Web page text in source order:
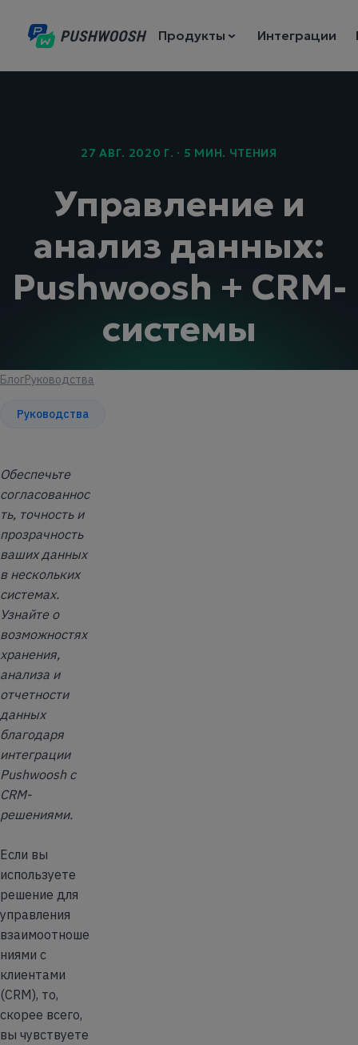
Продукты Интеграции
27 АВГ. 2020 Г. · 5 МИН. ЧТЕНИЯ
Управление и
анализ данных:
Pushwoosh + CRM-
системы
БлогРуководства
Руководства
Обеспечьте
согласованнос
ть, точность и
прозрачность
ваших данных
в нескольких
системах.
Узнайте о
возможностях
хранения,
анализа и
отчетности
данных
благодаря
интеграции
Pushwoosh с
CRM-
решениями.
Если вы
используете
решение для
управления
взаимоотноше
ниями с
клиентами
(CRM), то,
скорее всего,
вы чувствуете